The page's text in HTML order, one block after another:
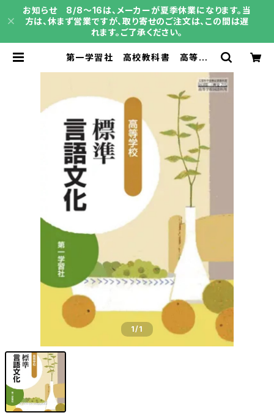
お知らせ 8/8～16は、メーカーが夏季休業になります。当
方は、休まず営業ですが、取り寄せのご注文は、この間は遅
れます。ご了承ください。
第一学習社 高校教科書 高等学
新品 ISBN：9784804020822
ISBN-10：B0D9C8JJ64 SK
U：004001887 | 育之書店（いくの
しょてん）
1/1